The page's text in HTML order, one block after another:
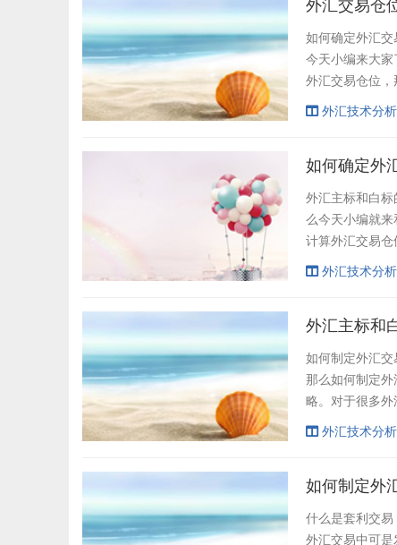
外汇交易仓
如何确定外汇
今天小编来大
外汇交易仓位
一下吧。 简单
外汇技术分析
如何确定外
外汇主标和白
么今天小编就
计算外汇交易
汇投资中整体的
外汇技术分析
外汇主标和
如何制定外汇交
那么如何制定
略。对于很多
下外汇主标和白
外汇技术分析
如何制定外
什么是套利交
外汇交易中可